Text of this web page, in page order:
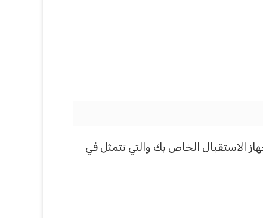
الاستقبال الخاص بك والتي تتمثل في